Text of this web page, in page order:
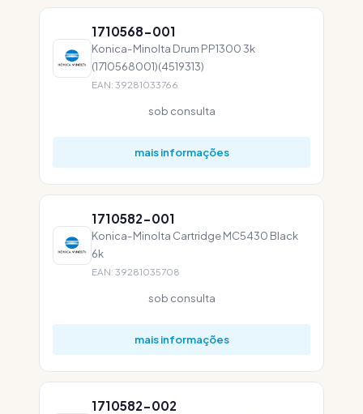
1710568-001
Konica-Minolta Drum PP1300 3k
(1710568001)(4519313)
EAN: 39281033766
sob consulta
mais informações
1710582-001
Konica-Minolta Cartridge MC5430 Black
6k
EAN: 39281035708
sob consulta
mais informações
1710582-002